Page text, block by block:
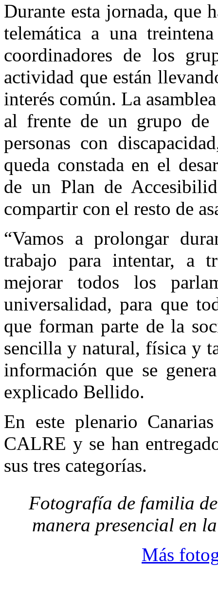
Durante esta jornada, que
telemática a una
coordinadores de los
actividad que están
interés común. La
al frente de un grupo de
personas con
queda constada en el
de un Plan de
compartir con el resto de
“Vamos a prolongar
trabajo para intentar, a
mejorar todos los
universalidad, para que
que forman parte de la
sencilla y natural, física y
información que se
explicado Bellido.
En este plenario
CALRE y se han
sus tres categorías.
Fotografía de familia de
manera presencial en
Más